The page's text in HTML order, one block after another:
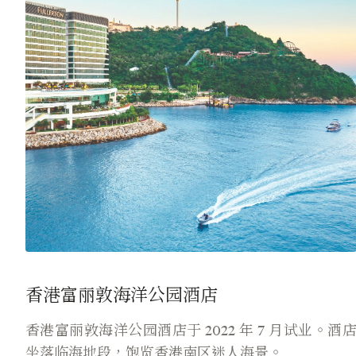
香港富丽敦海洋公园 酒店
香港富丽敦海洋公园酒店于 2022 年 7 月试业。酒店
坐落临海地段，饱览香港南区迷人海景。